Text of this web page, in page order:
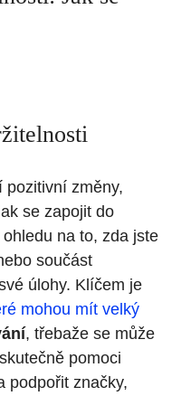
pozitivní změny,
se zapojit do
na to, zda jste
součást
úlohy. Klíčem je
mohou mít velký
, třebaže se může
pomoci
podpořit značky,